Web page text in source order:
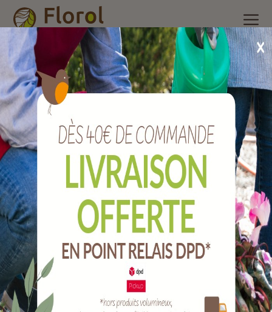
Accueil Nos produits /Poterie et accessoires /Pot plastique à
réserve d'eau/Pot orione avec soucoupe mer Ø 24 cm
Pot ORIONE avec soucoupe mer Ø 24 cm
Ref :
518024278
EAN :8051560258518
Marque :